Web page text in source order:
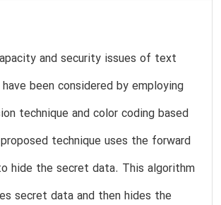
and security issues of text
been considered by employing
technique and color coding based
technique uses the forward
hide the secret data. This algorithm
secret data and then hides the